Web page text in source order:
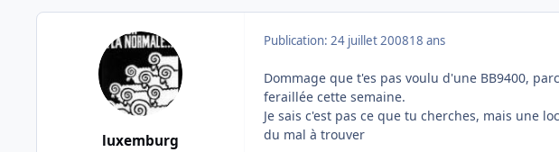
luxemburg
Publication: 24 juillet 200818 ans
Dommage que t'es pas voulu d'une BB9400,
feraillée cette semaine.
Je sais c'est pas ce que tu cherches, mais une
du mal à trouver